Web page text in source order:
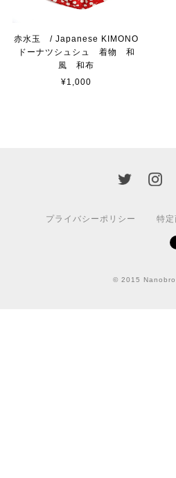
赤水玉 / Japanese KIMONO
ドーナツシュシュ 着物 和
風 和布
¥1,000
プライバシーポリシー 特
© 2015